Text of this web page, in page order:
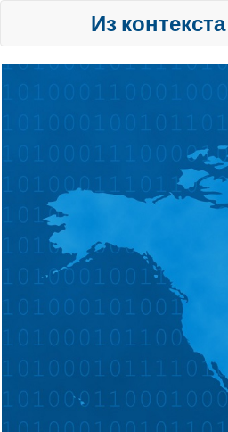
Из контекста